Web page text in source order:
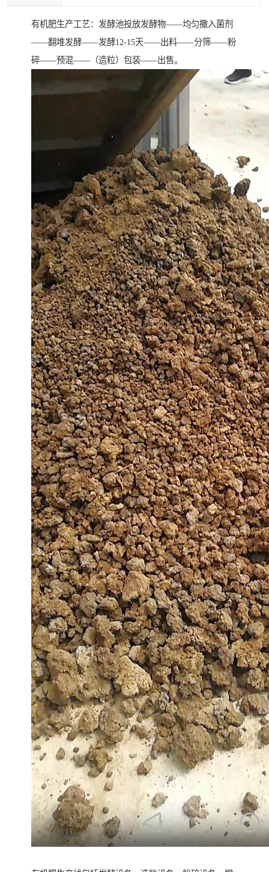
有机肥生产工艺：发酵池投放发酵物——均匀撒入菌剂
——翻堆发酵——发酵12-15天——出料——分筛——粉
碎——预混——（造粒）包装——出售。